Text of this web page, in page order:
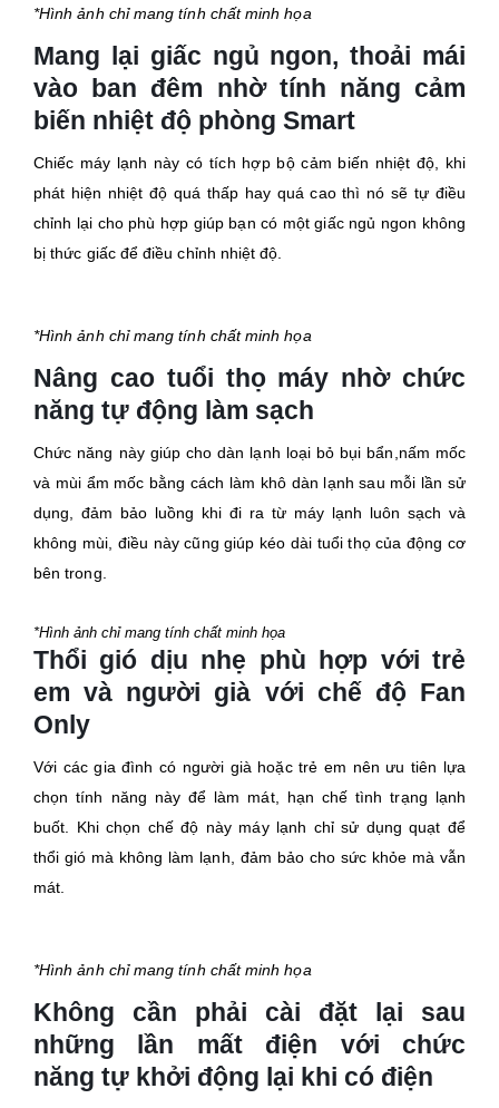
*Hình ảnh chỉ mang tính chất minh họa
Mang lại giấc ngủ ngon, thoải mái
vào ban đêm nhờ tính năng cảm
biến nhiệt độ phòng Smart
Chiếc máy lạnh này có tích hợp bộ cảm biến nhiệt độ, khi
phát hiện nhiệt độ quá thấp hay quá cao thì nó sẽ tự điều
chỉnh lại cho phù hợp giúp bạn có một giấc ngủ ngon không
bị thức giấc để điều chỉnh nhiệt độ.
*Hình ảnh chỉ mang tính chất minh họa
Nâng cao tuổi thọ máy nhờ chức
năng tự động làm sạch
Chức năng này giúp cho dàn lạnh loại bỏ bụi bẩn,nấm mốc
và mùi ẩm mốc bằng cách làm khô dàn lạnh sau mỗi lần sử
dụng, đảm bảo luồng khi đi ra từ máy lạnh luôn sạch và
không mùi, điều này cũng giúp kéo dài tuổi thọ của động cơ
bên trong.
*Hình ảnh chỉ mang tính chất minh họa
Thổi gió dịu nhẹ phù hợp với trẻ
em và người già với chế độ Fan
Only
Với các gia đình có người già hoặc trẻ em nên ưu tiên lựa
chọn tính năng này để làm mát, hạn chế tình trạng lạnh
buốt. Khi chọn chế độ này máy lạnh chỉ sử dụng quạt để
thổi gió mà không làm lạnh, đảm bảo cho sức khỏe mà vẫn
mát.
*Hình ảnh chỉ mang tính chất minh họa
Không cần phải cài đặt lại sau
những lần mất điện với chức
năng tự khởi động lại khi có điện